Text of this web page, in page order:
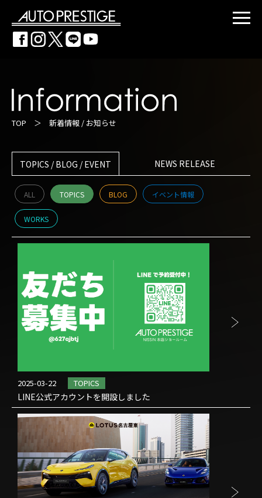
TOP ＞ 新着情報 / お知らせ
TOPICS / BLOG / EVENT NEWS RELEASE
ALL TOPICS BLOG イベント情報
WORKS
2025-03-22 TOPICS
LINE公式アカウントを開設しました